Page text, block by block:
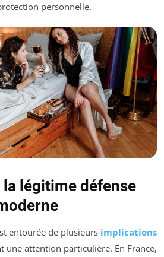
personnelle.
la légitime défense
entourée de plusieurs implications
une attention particulière. En France,